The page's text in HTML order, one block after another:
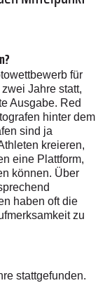
für
Jahre statt,
Ausgabe. Red
hinter dem
sind ja
kreieren,
eine Plattform,
können. Über
haben oft die
zu
stattgefunden.